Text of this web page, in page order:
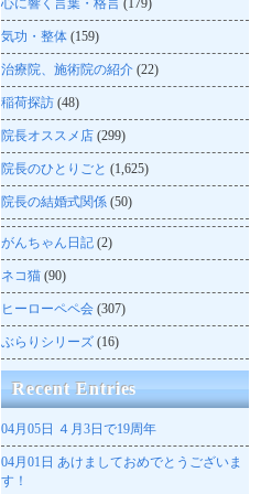
心に響く言葉・格言 (179)
気功・整体 (159)
治療院、施術院の紹介 (22)
稲荷探訪 (48)
院長オススメ店 (299)
院長のひとりごと (1,625)
院長の結婚式関係 (50)
がんちゃん日記 (2)
ネコ猫 (90)
ヒーローペペ会 (307)
ぶらりシリーズ (16)
Recent Entries
04月05日 ４月3日で19周年
04月01日 あけましておめでとうございま
す！